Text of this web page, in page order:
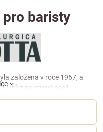
baristy
založena v roce 1967, a
z nerezové oceli.
Motta zahrnuje vybavení a
hotely. Dlouholetá tradice,
společnosti rozvíjet se a